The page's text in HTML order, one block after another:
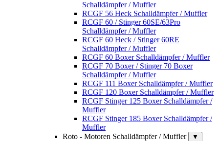
Schalldämpfer / Muffler
RCGF 56 Heck Schalldämpfer / Muffler
RCGF 60 / Stinger 60SE/63Pro
Schalldämpfer / Muffler
RCGF 60 Heck / Stinger 60RE
Schalldämpfer / Muffler
RCGF 60 Boxer Schalldämpfer / Muffler
RCGF 70 Boxer / Stinger 70 Boxer
Schalldämpfer / Muffler
RCGF 111 Boxer Schalldämpfer / Muffler
RCGF 120 Boxer Schalldämpfer / Muffler
RCGF Stinger 125 Boxer Schalldämpfer /
Muffler
RCGF Stinger 185 Boxer Schalldämpfer /
Muffler
Roto - Motoren Schalldämpfer / Muffler
▼